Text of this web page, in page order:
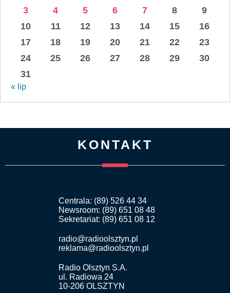
3
4 5 6 7 8
9
10
11 12 13 14 15
16
17
18 19 20 21 22
23
24
25 26 27 28 29
30
31
« lip
KONTAKT
Centrala: (89) 526 44 34
Newsroom: (89) 651 08 48
Sekretariat: (89) 651 08 12
radio@radioolsztyn.pl
reklama@radioolsztyn.pl
Radio Olsztyn S.A.
ul. Radiowa 24
10-206 OLSZTYN